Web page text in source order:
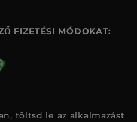
FIZETÉSI MÓDOKAT:
töltsd le az alkalmazást